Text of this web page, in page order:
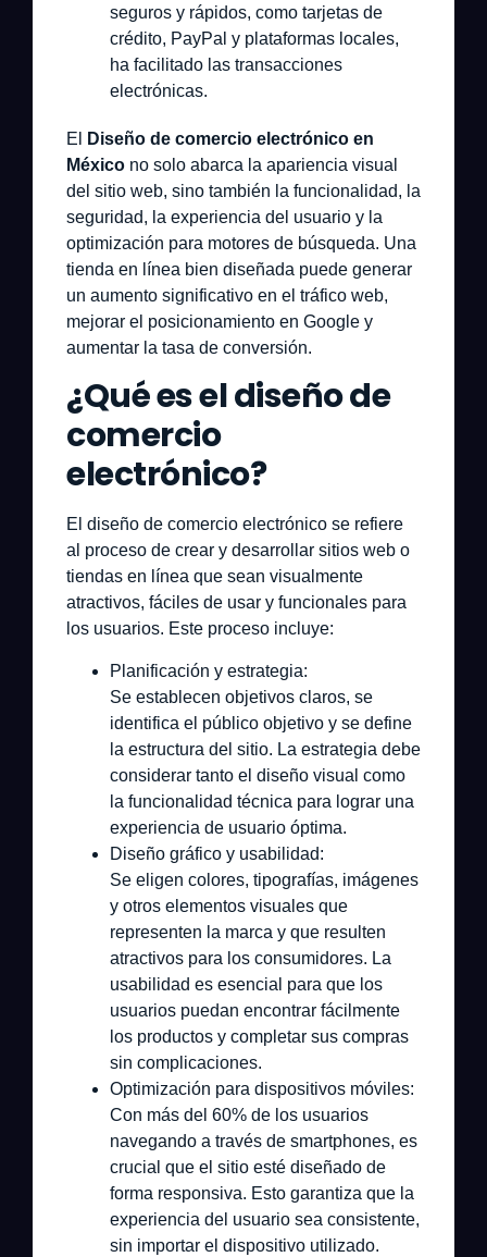
seguros y rápidos, como tarjetas de
crédito, PayPal y plataformas locales,
ha facilitado las transacciones
electrónicas.
El
Diseño de comercio electrónico en
México no solo abarca la apariencia visual
del sitio web, sino también la funcionalidad, la
seguridad, la experiencia del usuario y la
optimización para motores de búsqueda. Una
tienda en línea bien diseñada puede generar
un aumento significativo en el tráfico web,
mejorar el posicionamiento en Google y
aumentar la tasa de conversión.
¿Qué es el diseño de
comercio
electrónico?
El diseño de comercio electrónico se refiere
al proceso de crear y desarrollar sitios web o
tiendas en línea que sean visualmente
atractivos, fáciles de usar y funcionales para
los usuarios. Este proceso incluye:
Planificación y estrategia:
Se establecen objetivos claros, se
identifica el público objetivo y se define
la estructura del sitio. La estrategia debe
considerar tanto el diseño visual como
la funcionalidad técnica para lograr una
experiencia de usuario óptima.
Diseño gráfico y usabilidad:
Se eligen colores, tipografías, imágenes
y otros elementos visuales que
representen la marca y que resulten
atractivos para los consumidores. La
usabilidad es esencial para que los
usuarios puedan encontrar fácilmente
los productos y completar sus compras
sin complicaciones.
Optimización para dispositivos móviles:
Con más del 60% de los usuarios
navegando a través de smartphones, es
crucial que el sitio esté diseñado de
forma responsiva. Esto garantiza que la
experiencia del usuario sea consistente,
sin importar el dispositivo utilizado.